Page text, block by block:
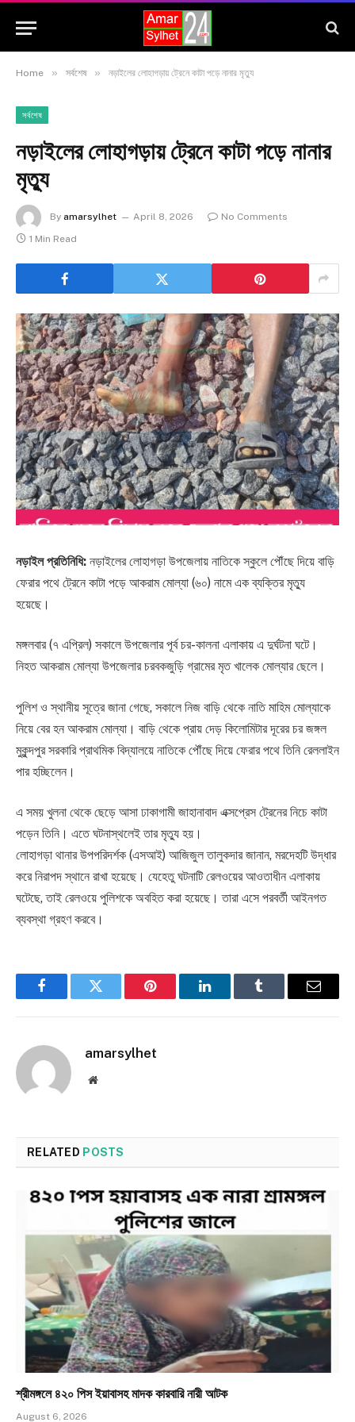
Home » সর্বশেষ » নড়াইলের লোহাগড়ায় ট্রেনে কাটা পড়ে নানার মৃত্যু
সর্বশেষ
নড়াইলের লোহাগড়ায় ট্রেনে কাটা পড়ে নানার
মৃত্যু
By amarsylhet April 8, 2026
No Comments
1 Min Read
নড়াইল প্রতিনিধি: নড়াইলের লোহাগড়া উপজেলায় নাতিকে স্কুলে পৌঁছে দিয়ে বাড়ি
ফেরার পথে ট্রেনে কাটা পড়ে আকরাম মোল্যা (৬০) নামে এক ব্যক্তির মৃত্যু
হয়েছে।
মঙ্গলবার (৭ এপ্রিল) সকালে উপজেলার পূর্ব চর-কালনা এলাকায় এ দুর্ঘটনা ঘটে।
নিহত আকরাম মোল্যা উপজেলার চরবকজুড়ি গ্রামের মৃত খালেক মোল্যার ছেলে।
পুলিশ ও স্থানীয় সূত্রে জানা গেছে, সকালে নিজ বাড়ি থেকে নাতি মাহিম মোল্যাকে
নিয়ে বের হন আকরাম মোল্যা। বাড়ি থেকে প্রায় দেড় কিলোমিটার দূরের চর জঙ্গল
মুকুন্দপুর সরকারি প্রাথমিক বিদ্যালয়ে নাতিকে পৌঁছে দিয়ে ফেরার পথে তিনি রেললাইন
পার হচ্ছিলেন।
এ সময় খুলনা থেকে ছেড়ে আসা ঢাকাগামী জাহানাবাদ এক্সপ্রেস ট্রেনের নিচে কাটা
পড়েন তিনি। এতে ঘটনাস্থলেই তার মৃত্যু হয়।
লোহাগড়া থানার উপপরিদর্শক (এসআই) আজিজুল তালুকদার জানান, মরদেহটি উদ্ধার
করে নিরাপদ স্থানে রাখা হয়েছে। যেহেতু ঘটনাটি রেলওয়ের আওতাধীন এলাকায়
ঘটেছে, তাই রেলওয়ে পুলিশকে অবহিত করা হয়েছে। তারা এসে পরবর্তী আইনগত
ব্যবস্থা গ্রহণ করবে।
FacebookTwitter Pinterest LinkedInTumblr Email
amarsylhet
Website
RELATED POSTS
শ্রীমঙ্গলে ৪২০ পিস ইয়াবাসহ মাদক কারবারি নারী আটক
August 6, 2026